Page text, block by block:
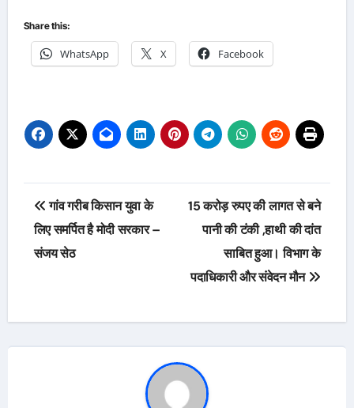
Share this:
WhatsApp X Facebook
Post
navigation
गांव गरीब किसान युवा के
लिए समर्पित है मोदी सरकार –
संजय सेठ
15 करोड़ रुपए की लागत से बने
पानी की टंकी ,हाथी की दांत
साबित हुआ। विभाग के
पदाधिकारी और संवेदन मौन